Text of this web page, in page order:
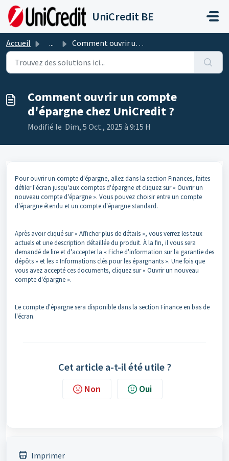
Passer au contenu principal
UniCredit BE
Accueil ... Comment ouvrir un compte d'épargne chez UniCredit ?
Comment ouvrir un compte
d'épargne chez UniCredit ?
Modifié le Dim, 5 Oct., 2025 à 9:15 H
Pour ouvrir un compte d'épargne, allez dans la section Finances, faites
défiler l'écran jusqu'aux comptes d'épargne et cliquez sur « Ouvrir un
nouveau compte d'épargne ». Vous pouvez choisir entre un compte
d'épargne étendu et un compte d'épargne standard.
Après avoir cliqué sur « Afficher plus de détails », vous verrez les taux
actuels et une description détaillée du produit. À la fin, il vous sera
demandé de lire et d'accepter la « Fiche d'information sur la garantie des
dépôts » et les « Informations clés pour les épargnants ». Une fois que
vous avez accepté ces documents, cliquez sur « Ouvrir un nouveau
compte d'épargne ».
Le compte d'épargne sera disponible dans la section Finance en bas de
l'écran.
Cet article a-t-il été utile ?
Non Oui
Imprimer